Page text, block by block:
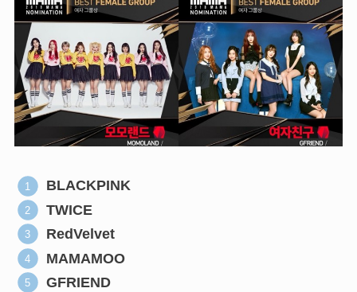
BLACKPINK
TWICE
RedVelvet
MAMAMOO
GFRIEND